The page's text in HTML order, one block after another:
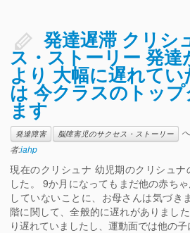
発達遅滞 クリシ
ス・ストーリー 発
より 大幅に遅れて
は 今クラスのトッ
ます
発達障害 脳障害児のサクセス・ストーリー
者:iahp
現在のクリシュナ 幼児期のクリシュナ
した。 9か月になってもまだ他の赤ち
していないことに、お母さんは気づき
階に関して、全般的に遅れがありまし
り遅れていましたし、運動面では他の